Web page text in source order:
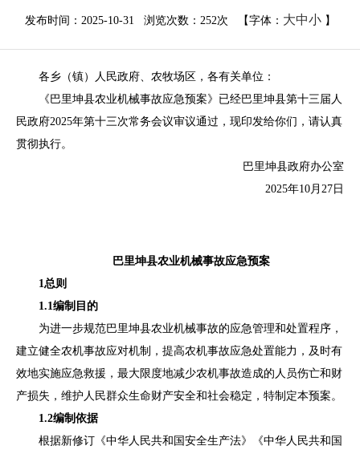
发布时间：2025-10-31 浏览次数： 252次 【字体： 大中小】
各乡（镇）人民政府、农牧场区，各有关单位：
《 巴里坤县农业机械事故应急预案》 已经巴里坤县第十三届 人
民政府2025年第十三次常务会议审议通过 ，现印发给你们，请认真
贯彻执行。
巴里坤县政府办公室
2025年10月 27 日
巴里坤县农业机械事故应急预案
1总则
1.1编制目的
为进一步规范巴里坤县农业机械事故的应急管理和处置程序，
建立健全农机事故应对机制，提高农机事故应急处置能力，及时有
效地实施应急救援，最大限度地减少农机事故造成的人员伤亡和财
产损失，维护 人民群众生命财产安全和社会稳定 ， 特制定本预案。
1.2编制依据
根据新修订《中华人民共和国 安全生产法》 《中华人民共和国